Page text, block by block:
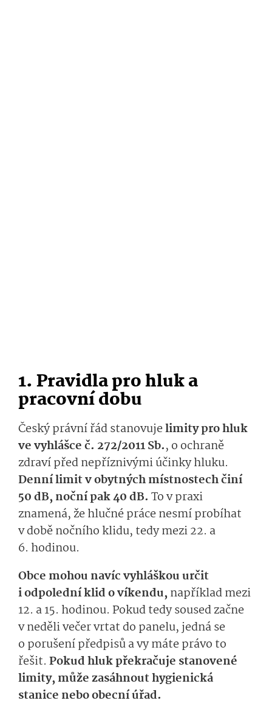
1. Pravidla pro hluk a
pracovní dobu
Český právní řád stanovujelimity pro hluk
ve vyhlášce č. 272/2011 Sb., o ochraně
zdraví před nepříznivými účinky hluku.
Denní limit v obytných místnostech činí
50 dB, noční pak 40 dB. To v praxi
znamená, že hlučné práce nesmí probíhat
v době nočního klidu, tedy mezi 22. a
6. hodinou.
Obce mohou navíc vyhláškou určit
i odpolední klid o víkendu,například mezi
12. a 15. hodinou. Pokud tedy soused začne
v neděli večer vrtat do panelu, jedná se
o porušení předpisů a vy máte právo to
řešit. Pokud hluk překračuje stanovené
limity, může zasáhnout hygienická
stanice nebo obecní úřad.